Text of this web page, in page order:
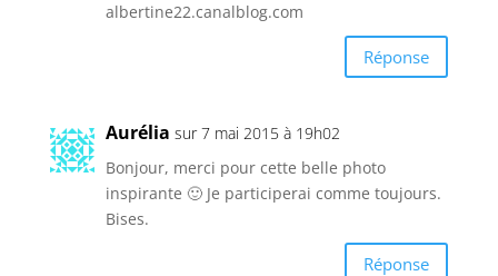
albertine22.canalblog.com
Réponse
Aurélia sur 7 mai 2015 à 19h02
Bonjour, merci pour cette belle photo
inspirante 🙂 Je participerai comme toujours.
Bises.
Réponse